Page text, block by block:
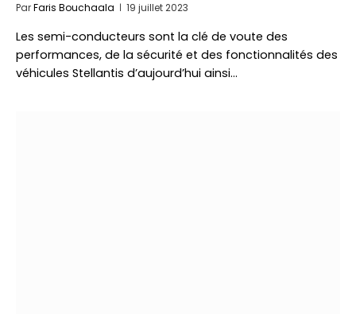
ParFaris Bouchaala 19 juillet 2023
Les semi-conducteurs sont la clé de voute des
performances, de la sécurité et des fonctionnalités des
véhicules Stellantis d’aujourd’hui ainsi…